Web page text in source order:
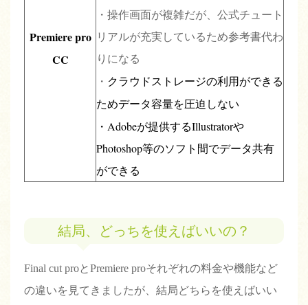
Premiere pro
CC
・操作画面が複雑だが、公式チュート
リアルが充実しているため参考書代わ
りになる
・ クラウドストレージの利用ができる
ためデータ容量を圧迫しない
・Adobeが提供するIllustratorや
Photoshop等のソフト間でデータ共有
ができる
結局、どっちを使えばいいの？
Final cut proとPremiere proそれぞれの料金や機能など
の違いを見てきましたが、結局どちらを使えばいい